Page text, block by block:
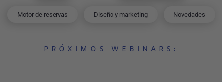
Motor de reservas Diseño y marketing Novedades
PRÓXIMOS WEBINARS: